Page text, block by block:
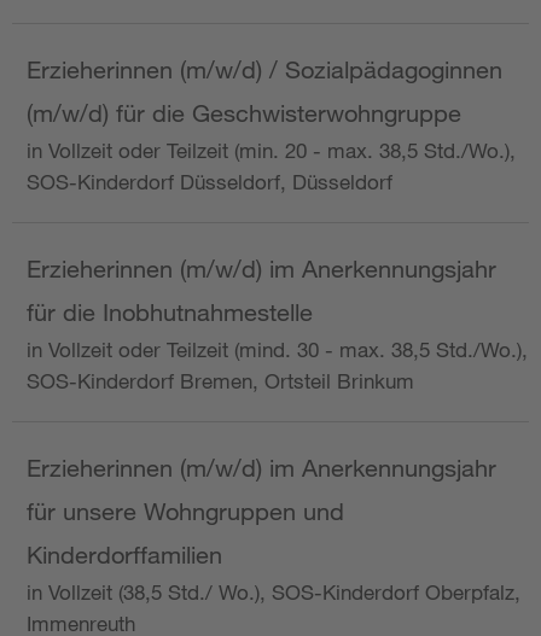
Erzieherinnen (m/w/d) / Sozialpädagoginnen
(m/w/d) für die Geschwisterwohngruppe
in Vollzeit oder Teilzeit (min. 20 - max. 38,5 Std./Wo.),
SOS-Kinderdorf Düsseldorf, Düsseldorf
Erzieherinnen (m/w/d) im Anerkennungsjahr
für die Inobhutnahmestelle
in Vollzeit oder Teilzeit (mind. 30 - max. 38,5 Std./Wo.),
SOS-Kinderdorf Bremen, Ortsteil Brinkum
Erzieherinnen (m/w/d) im Anerkennungsjahr
für unsere Wohngruppen und
Kinderdorffamilien
in Vollzeit (38,5 Std./ Wo.), SOS-Kinderdorf Oberpfalz,
Immenreuth